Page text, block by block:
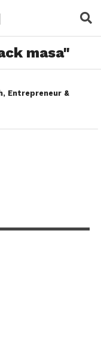
masa"
Entrepreneur &